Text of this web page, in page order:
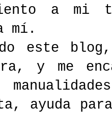
a mi
mí.
este
y me
ayuda